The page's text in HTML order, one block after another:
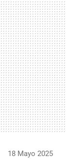
18 Mayo 2025